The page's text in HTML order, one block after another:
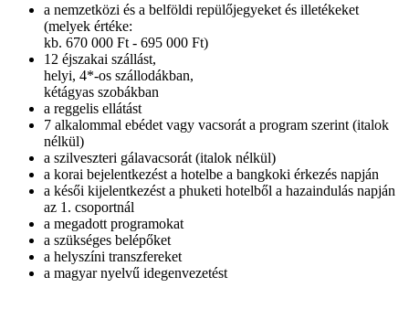
a nemzetközi és a belföldi repülőjegyeket és illetékeket
(melyek értéke:
kb. 670 000 Ft - 695 000 Ft)
12 éjszakai szállást,
helyi, 4*-os szállodákban,
kétágyas szobákban
a reggelis ellátást
7 alkalommal ebédet vagy vacsorát a program szerint (italok
nélkül)
a szilveszteri gálavacsorát (italok nélkül)
a korai bejelentkezést a hotelbe a bangkoki érkezés napján
a késői kijelentkezést a phuketi hotelből a hazaindulás napján
az 1. csoportnál
a megadott programokat
a szükséges belépőket
a helyszíni transzfereket
a magyar nyelvű idegenvezetést